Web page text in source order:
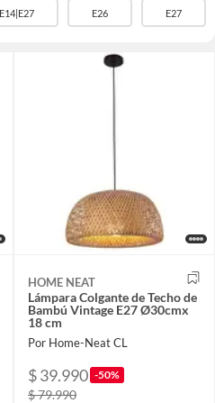
E14|E27 E26 E27
HOME NEAT
Lámpara Colgante de Techo de
Bambú Vintage E27 Ø30cmx
18 cm
Por Home-Neat CL
$ 39.990 -50%
$ 79.990